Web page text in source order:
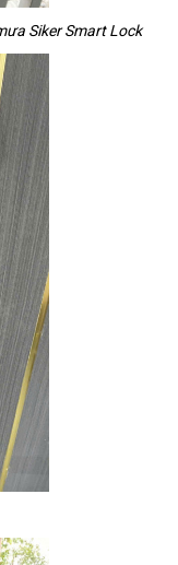
Siker Smart Lock